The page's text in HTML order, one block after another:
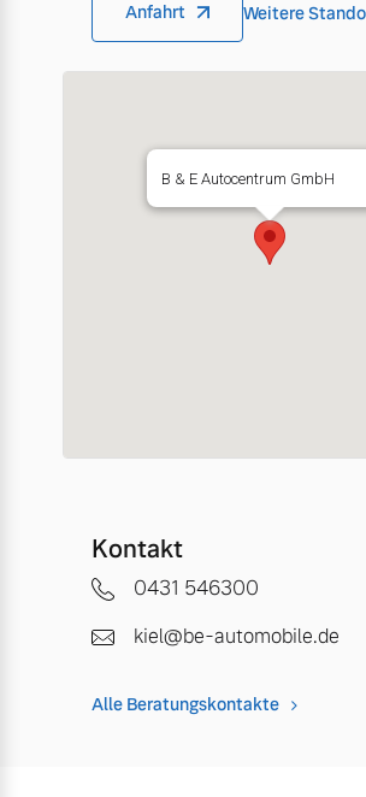
Anfahrt Weitere
B & E Autocentrum GmbH
Kontakt
0431 546300
kiel@be-automobile.de
Alle Beratungskontakte